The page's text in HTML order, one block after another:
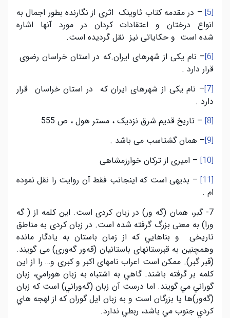
[5] – در مقدمه کتاب ئاوينک اثری از نگارنده بطور اجمال به
انواع درختان و اعتقادات کردان در مورد آنها اشاره
شده است و حکاياتی نيز نقل گرديده است.
[6]– نام يکی از شهرهای ايران.که در استان خراسان رضوی
قرار دارد .
[7]– نام يکی از شهرهای ايران که در استان خراسان قرار
دارد .
[8] – تاريخ قديم شرق نزديک ، مستر هول ، ص 555
[9]– همان گشتاسب می باشد .
[10] – اميری از ترکان خوارزمشاهی
[11]
– بديهی است که اينجانب فقط آن روايت را نقل نموده
ام .
7- گبر، همان (گه ور) در زبان کردی است. اين کلمه از ( گه
ورا) به معنی بزرگ گرفته شده است. در زبان کردی به مناطق
تاريخی و بناهايي كه از زمان باستان به يادگار مانده
وهمچنين به قبرستانهای باستانيان (قەور گەوری) می گويند.
(قبر گبر). ممکن است اعراب نامهای اکبر و کبری و… را از اين
کلمه بر گرفته باشند. گاهي به اشتباه به زبان هورامي، زبان
گوراني مي گويند. اما درست آن زبان (گەوراني) است كه زبان
(گەور)ها يا بزرگان است و به زبان ايل گوران كه از لهجه هاي
كردي جنوب مي باشد، ربطي ندارد.